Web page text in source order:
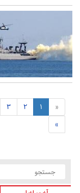
«
1
2
3
»